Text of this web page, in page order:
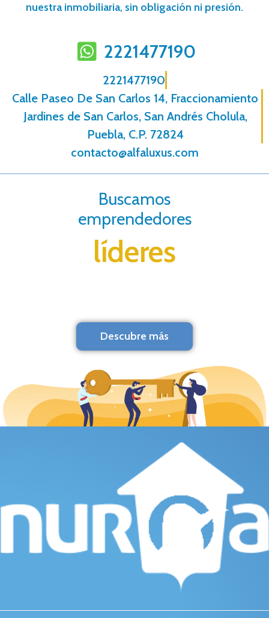
nuestra inmobiliaria, sin obligación ni presión.
2221477190
2221477190
Calle Paseo De San Carlos 14, Fraccionamiento
Jardines de San Carlos, San Andrés Cholula,
Puebla, C.P. 72824
contacto@alfaluxus.com
Buscamos
emprendedores
líderes
Descubre más